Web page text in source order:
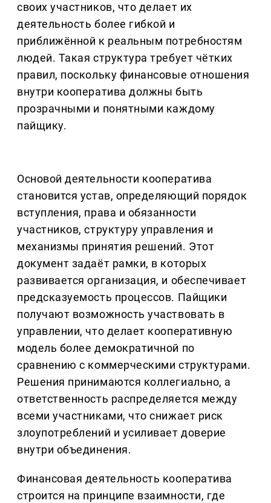
своих участников, что делает их
деятельность более гибкой и
приближённой к реальным потребностям
людей. Такая структура требует чётких
правил, поскольку финансовые отношения
внутри кооператива должны быть
прозрачными и понятными каждому
пайщику.
Основой деятельности кооператива
становится устав, определяющий порядок
вступления, права и обязанности
участников, структуру управления и
механизмы принятия решений. Этот
документ задаёт рамки, в которых
развивается организация, и обеспечивает
предсказуемость процессов. Пайщики
получают возможность участвовать в
управлении, что делает кооперативную
модель более демократичной по
сравнению с коммерческими структурами.
Решения принимаются коллегиально, а
ответственность распределяется между
всеми участниками, что снижает риск
злоупотреблений и усиливает доверие
внутри объединения.
Финансовая деятельность кооператива
строится на принципе взаимности, где